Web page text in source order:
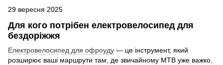
29 вересня 2025
Для кого потрібен електровелосипед для
бездоріжжя
Електровелосипед для офроуду — це інструмент, який
розширює ваші маршрути там, де звичайному MTB уже важко.